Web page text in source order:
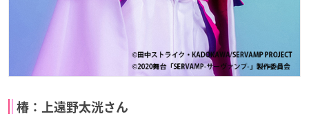
椿：上遠野太洸さん